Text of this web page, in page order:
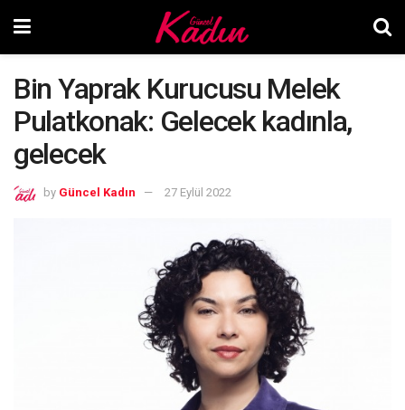
Bin Yaprak Kurucusu Melek
Pulatkonak: Gelecek kadınla,
gelecek
by Güncel Kadın 27 Eylül 2022